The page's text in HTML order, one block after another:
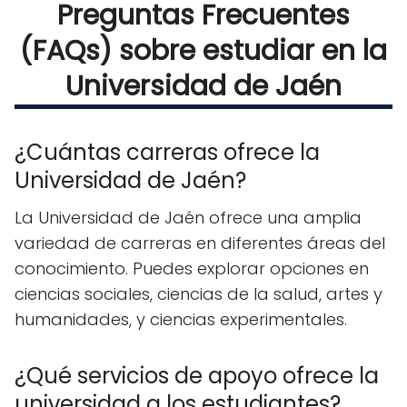
Preguntas Frecuentes
(FAQs) sobre estudiar en la
Universidad de Jaén
¿Cuántas carreras ofrece la
Universidad de Jaén?
La Universidad de Jaén ofrece una amplia
variedad de carreras en diferentes áreas del
conocimiento. Puedes explorar opciones en
ciencias sociales, ciencias de la salud, artes y
humanidades, y ciencias experimentales.
¿Qué servicios de apoyo ofrece la